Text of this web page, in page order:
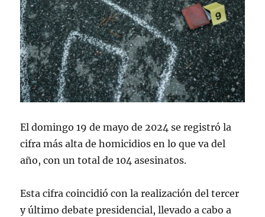
El domingo 19 de mayo de 2024 se registró la
cifra más alta de homicidios en lo que va del
año, con un total de 104 asesinatos.
Esta cifra coincidió con la realización del tercer
y último debate presidencial, llevado a cabo a